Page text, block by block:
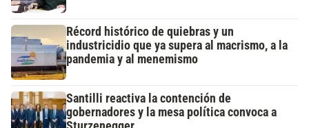
Récord histórico de quiebras y un
industricidio que ya supera al macrismo, a la
pandemia y al menemismo
Santilli reactiva la contención de
gobernadores y la mesa política convoca a